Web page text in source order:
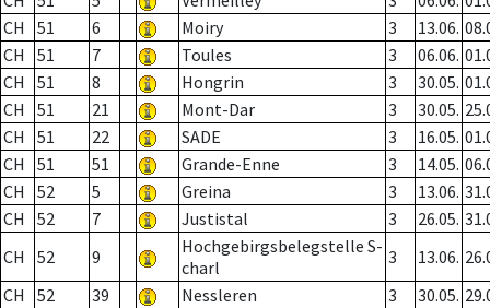
CH
51 6 Moiry 3 13.06.
CH
51 7 Toules 3 06.06.
CH
51 8 Hongrin 3 30.05.
CH
51 21 Mont-Dar 3 30.05.
CH
51 22 SADE 3 16.05.
CH
51 51 Grande-Enne 3 14.05.
CH
52 5 Greina 3 13.06.
CH
52 7 Justistal 3 26.05.
CH
52 9
Hochgebirgsbelegstelle S-
charl
3 13.06.
CH
52 39 Nessleren 3 30.05.